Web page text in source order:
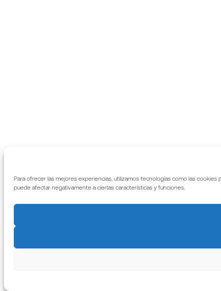
Para ofrecer las mejores experiencias, utilizamos tecnologías como las
puede afectar negativamente a ciertas características y funciones.